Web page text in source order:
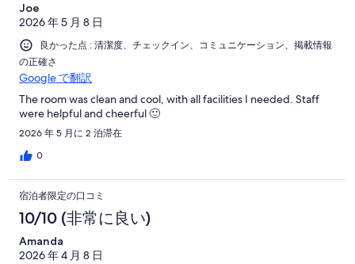
Joe
2026 年 5 月 8 日
良かった点 : 清潔度、チェックイン、コミュニケーション、掲載情報
の正確さ
Google で翻訳
The room was clean and cool, with all facilities I needed. Staff
were helpful and cheerful 🙂
2026 年 5 月に 2 泊滞在
0
宿泊者限定の口コミ
10/10 (非常に良い)
Amanda
2026 年 4 月 8 日